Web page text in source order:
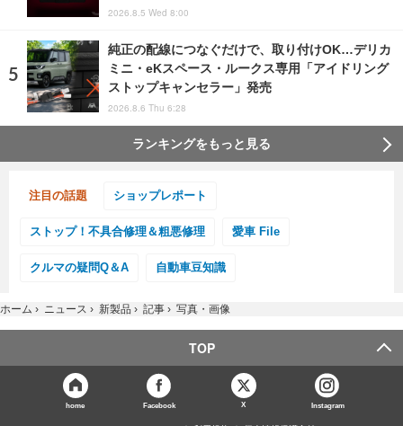
2026.8.5 Wed 8:00
純正の配線につなぐだけで、取り付けOK…デリカ
ミニ・eKスペース・ルークス専用「アイドリング
ストップキャンセラー」発売
2026.8.6 Thu 6:28
ランキングをもっと見る
注目の話題 ショップレポート
ストップ！不具合修理＆粗悪修理 愛車 File
クルマの疑問Q＆A 自動車豆知識
ホーム › ニュース › 新製品 › 記事 › 写真・画像
TOP
home Facebook X Instagram